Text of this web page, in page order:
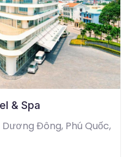
& Spa
Dương Đông, Phú Quốc,